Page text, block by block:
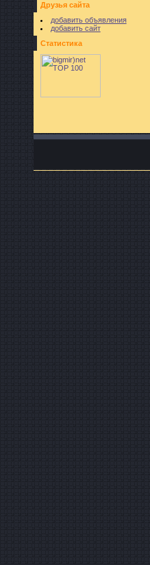
Друзья сайта
добавить объявления
добавить сайт
Статистика